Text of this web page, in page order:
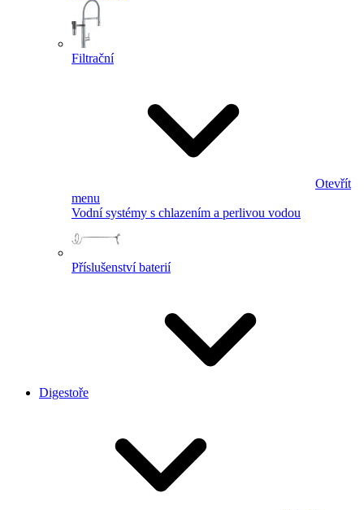
Filtrační
Otevřít
menu
Vodní systémy s chlazením a perlivou vodou
Příslušenství baterií
Digestoře